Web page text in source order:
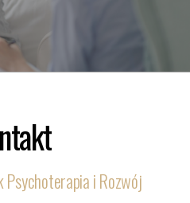
Psychoterapia i Rozwój